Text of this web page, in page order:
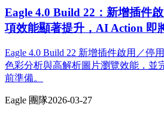
Eagle 4.0 Build 22：新增插件
項效能顯著提升，AI Action 即
Eagle 4.0 Build 22 新增插件啟用／停
色彩分析與高解析圖片瀏覽效能，並
前準備。
Eagle 團隊2026-03-27